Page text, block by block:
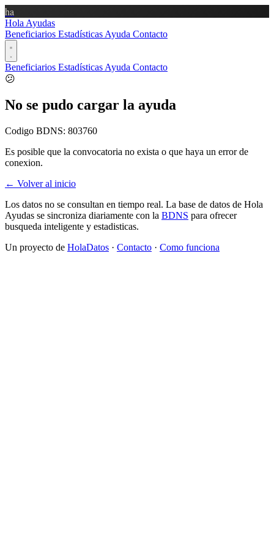
ha
Hola Ayudas
Beneficiarios Estadísticas Ayuda Contacto
Beneficiarios Estadísticas Ayuda Contacto
😕
No se pudo cargar la ayuda
Codigo BDNS: 803760
Es posible que la convocatoria no exista o que haya un error de
conexion.
← Volver al inicio
Los datos no se consultan en tiempo real. La base de datos de Hola
Ayudas se sincroniza diariamente con la BDNS para ofrecer
busqueda inteligente y estadisticas.
Un proyecto de HolaDatos · Contacto · Como funciona